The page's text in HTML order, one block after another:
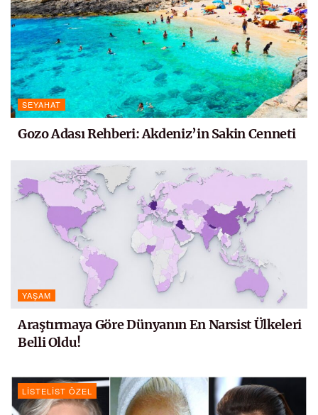
SEYAHAT
Gozo Adası Rehberi: Akdeniz’in Sakin Cenneti
YAŞAM
Araştırmaya Göre Dünyanın En Narsist Ülkeleri
Belli Oldu!
LISTELIST ÖZEL